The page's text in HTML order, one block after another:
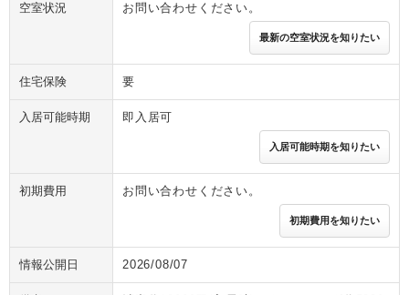
空室状況 お問い合わせください。
最新の空室状況を知りたい
住宅保険 要
入居可能時期 即入居可
入居可能時期を知りたい
初期費用 お問い合わせください。
初期費用を知りたい
情報公開日 2026/08/07